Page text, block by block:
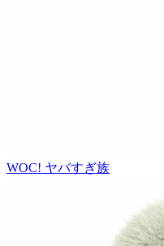
WOC! ヤバすぎ族